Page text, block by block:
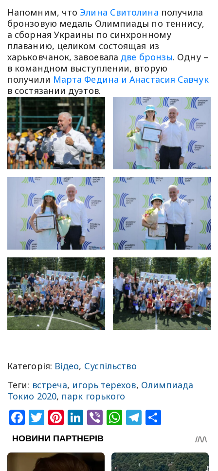
Напомним, что Элина Свитолина получила
бронзовую медаль Олимпиады по теннису,
а сборная Украины по синхронному
плаванию, целиком состоящая из
харьковчанок, завоевала две бронзы. Одну –
в командном выступлении, вторую
получили Марта Федина и Анастасия Савчук
в состязании дуэтов.
Категорія: Відео, Суспільство
Теги: встреча, игорь терехов, Олимпиада
Токио 2020, парк горького
Facebook
Twitter
Pinterest
LinkedIn
ViberWhatsApp
Telegram